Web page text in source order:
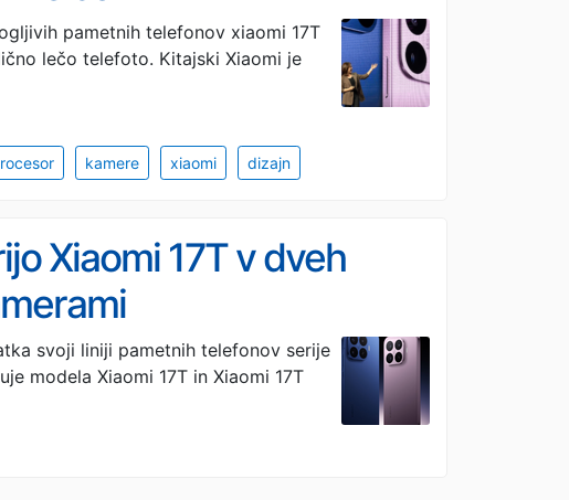
pametnih telefonov xiaomi 17T
lečo telefoto. Kitajski Xiaomi je
kamere xiaomi dizajn
Xiaomi 17T v dveh
svoji liniji pametnih telefonov serije
modela Xiaomi 17T in Xiaomi 17T